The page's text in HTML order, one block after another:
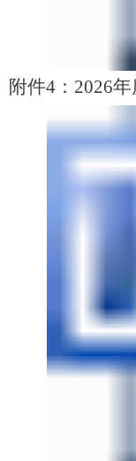
附件4：2026